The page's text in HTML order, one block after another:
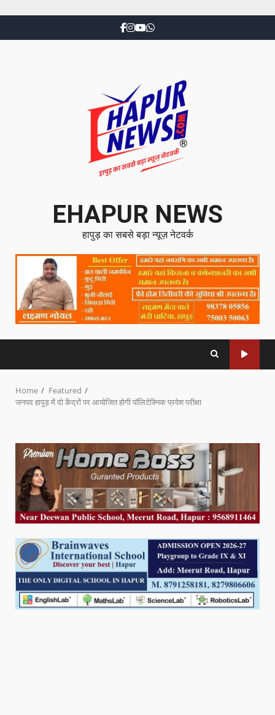
EHAPUR NEWS
हापुड़ का सबसे बड़ा न्यूज़ नेटवर्क
Home
Featured
जनपद हापुड़ में दो केंद्रों पर आयोजित होगी पॉलिटेक्निक प्रवेश परीक्षा